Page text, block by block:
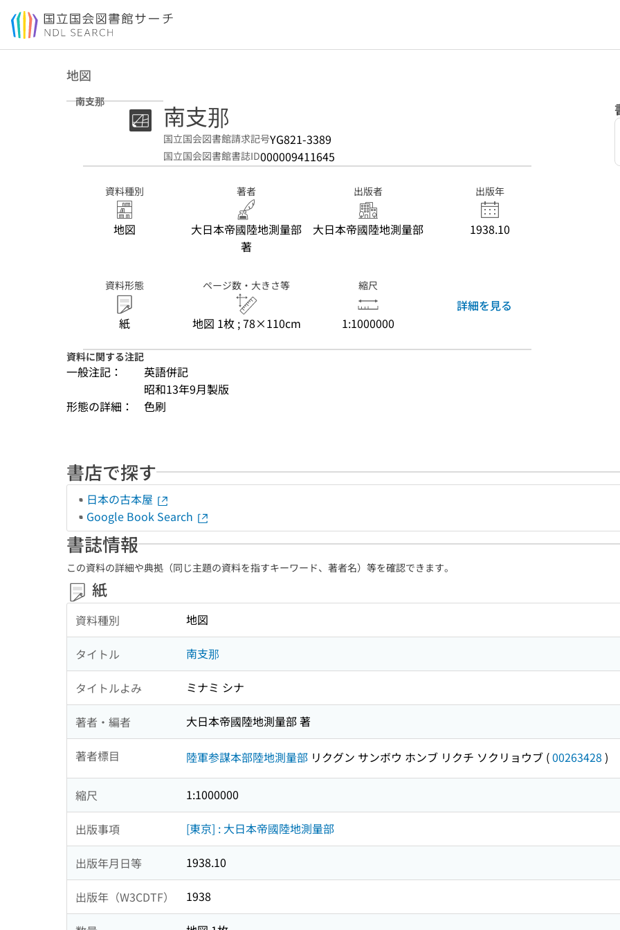
本文へ移動
地図
南支那 南支那
国立国会図書館請求記号YG821-3389
国立国会図書館書誌ID000009411645
資料種別
地図
著者
大日本帝國陸地測量部
著
出版者
大日本帝國陸地測量部
出版年
1938.10
資料形態
紙
ページ数・大きさ等
地図 1枚 ; 78×110cm
縮尺
1:1000000
詳細を見る
資料に関する注記
一般注記：
英語併記
昭和13年9月製版
形態の詳細：
色刷
書店で探す
日本の古本屋
Google Book Search
書誌情報
この資料の詳細や典拠（同じ主題の資料を指すキーワード、著者名）等を確認できます。
紙
資料種別 地図
タイトル 南支那
タイトルよみ ミナミ シナ
著者・編者 大日本帝國陸地測量部 著
著者標目 陸軍参謀本部陸地測量部 リクグン サンボウ ホンブ リクチ ソクリョウブ (00263428 )
縮尺 1:1000000
出版事項 [東京] : 大日本帝國陸地測量部
出版年月日等 1938.10
出版年（W3CDTF） 1938